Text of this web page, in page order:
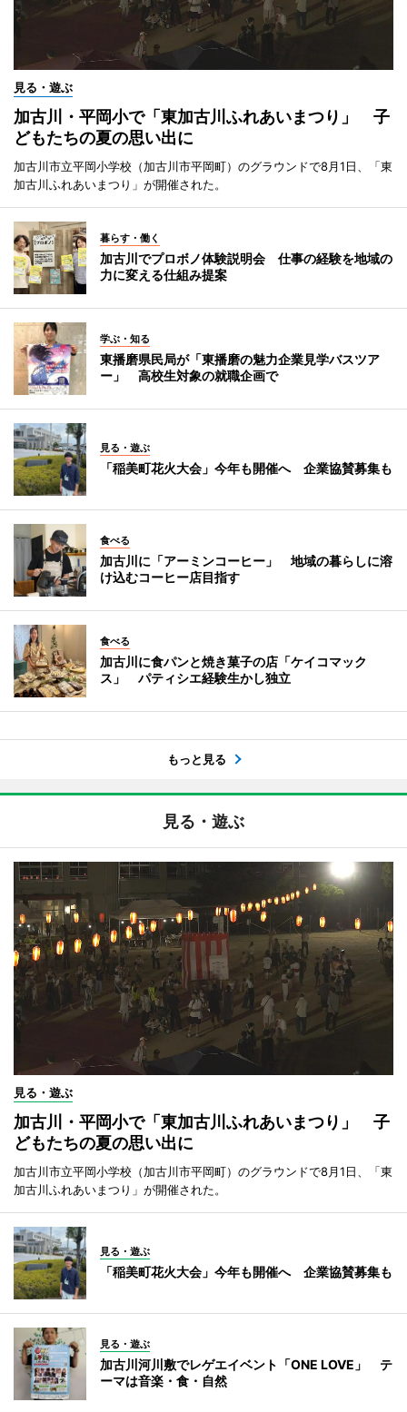
見る・遊ぶ
加古川・平岡小で「東加古川ふれあいまつり」 子
どもたちの夏の思い出に
加古川市立平岡小学校（加古川市平岡町）のグラウンドで8月1日、「東
加古川ふれあいまつり」が開催された。
暮らす・働く
加古川でプロボノ体験説明会 仕事の経験を地域の
力に変える仕組み提案
学ぶ・知る
東播磨県民局が「東播磨の魅力企業見学バスツア
ー」 高校生対象の就職企画で
見る・遊ぶ
「稲美町花火大会」今年も開催へ 企業協賛募集も
食べる
加古川に「アーミンコーヒー」 地域の暮らしに溶
け込むコーヒー店目指す
食べる
加古川に食パンと焼き菓子の店「ケイコマック
ス」 パティシエ経験生かし独立
もっと見る
見る・遊ぶ
見る・遊ぶ
加古川・平岡小で「東加古川ふれあいまつり」 子
どもたちの夏の思い出に
加古川市立平岡小学校（加古川市平岡町）のグラウンドで8月1日、「東
加古川ふれあいまつり」が開催された。
見る・遊ぶ
「稲美町花火大会」今年も開催へ 企業協賛募集も
見る・遊ぶ
加古川河川敷でレゲエイベント「ONE LOVE」 テ
ーマは音楽・食・自然